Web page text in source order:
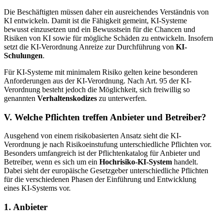
Die Beschäftigten müssen daher ein ausreichendes Verständnis von
KI entwickeln. Damit ist die Fähigkeit gemeint, KI-Systeme
bewusst einzusetzen und ein Bewusstsein für die Chancen und
Risiken von KI sowie für mögliche Schäden zu entwickeln. Insofern
setzt die KI-Verordnung Anreize zur Durchführung von KI-
Schulungen.
Für KI-Systeme mit minimalem Risiko gelten keine besonderen
Anforderungen aus der KI-Verordnung. Nach Art. 95 der KI-
Verordnung besteht jedoch die Möglichkeit, sich freiwillig so
genannten Verhaltenskodizes zu unterwerfen.
V. Welche Pflichten treffen Anbieter und Betreiber?
Ausgehend von einem risikobasierten Ansatz sieht die KI-
Verordnung je nach Risikoeinstufung unterschiedliche Pflichten vor.
Besonders umfangreich ist der Pflichtenkatalog für Anbieter und
Betreiber, wenn es sich um ein Hochrisiko-KI-System handelt.
Dabei sieht der europäische Gesetzgeber unterschiedliche Pflichten
für die verschiedenen Phasen der Einführung und Entwicklung
eines KI-Systems vor.
1. Anbieter